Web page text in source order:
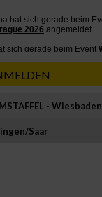
- Wiesbaden
Saar